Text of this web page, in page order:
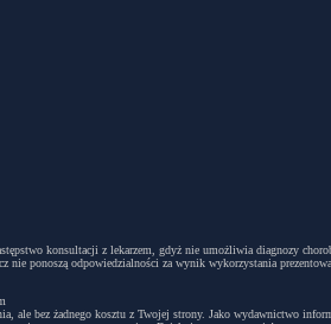
konsultacji z lekarzem, gdyż nie umożliwia diagnozy
ponoszą odpowiedzialności za wynik wykorzystania
bez żadnego kosztu z Twojej strony. Jako wydawnictwo